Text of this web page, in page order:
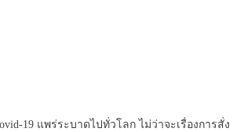
19 แพร่ระบาดไปทั่วโลก ไม่ว่าจะเรื่องการสั่ง